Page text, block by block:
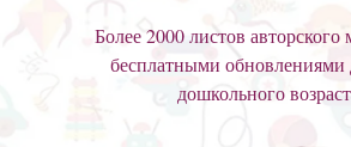
Более 2000 листов авторского
бесплатными обновлениями
дошкольного